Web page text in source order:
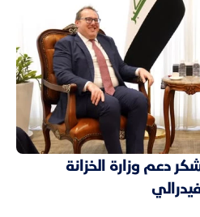
دعم وزارة الخزانة